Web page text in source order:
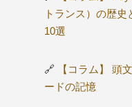
トランス）の歴
10選
🔗
【コラム】 頭
ードの記憶